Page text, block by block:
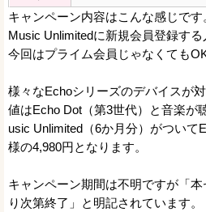
キャンペーン内容はこんな感じです
Music Unlimitedに新規会員登録する
今回はプライム会員じゃなくても
様々なEchoシリーズのデバイスが
値はEcho Dot（第3世代）と音楽が
usic Unlimited（6か月分）がついて
様の4,980円となります。
キャンペーン期間は不明ですが「
り次第終了」と明記されています。